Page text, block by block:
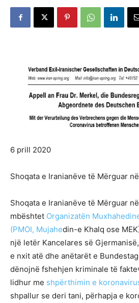
6 prill 2020
Shoqata e Iranianëve të Mërguar
Shoqata e Iranianëve të Mërguar
mbështet Organizatën
(PMOI, Mujahedin-e Khalq ose
një letër Kancelares së
e nxit atë dhe anëtarët e
dënojnë fshehjen kriminale të
lidhur me shpërthimin e
shpallur se deri tani, përhapja e